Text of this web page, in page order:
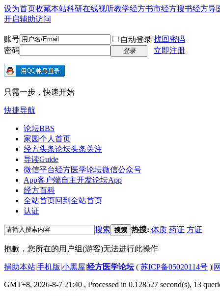
设为首页收藏本站科研在线视听教学经方书市经方搜书经方导
开启辅助访问
账号 自动登录 找回密码
密码
登录 立即注册
只需一步，快速开始
快捷导航
论坛BBS
家园个人首页
经方头条论坛头条关注
导读Guide
微信平台经方医学论坛微信公众号
App客户端自主开发论坛App
经方百科
全站首页回到全站首页
认证
搜索 搜索 热搜: 体质 药证 方证
抱歉，您所在的用户组(游客)无法进行此操作
捐助本站|手机版|小黑屋|经方医学论坛( 苏ICP备05020114号 )|
GMT+8, 2026-8-7 21:40 , Processed in 0.128527 second(s), 13